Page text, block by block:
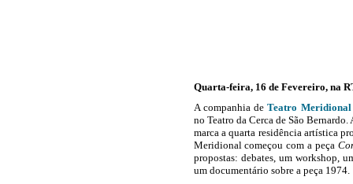
Quarta-feira, 16 de Fevereiro, na
A companhia deTeatro Meridional
no Teatro da Cerca de São
marca a quarta residência artística
Meridional começou com a peça
propostas: debates, um workshop,
um documentário sobre a peça 1974.